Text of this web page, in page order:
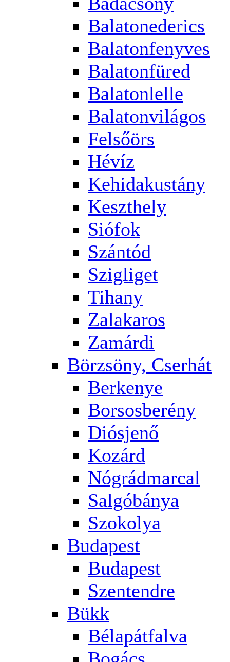
Balatonederics
Balatonfenyves
Balatonfüred
Balatonlelle
Balatonvilágos
Felsőörs
Hévíz
Kehidakustány
Keszthely
Siófok
Szántód
Szigliget
Tihany
Zalakaros
Zamárdi
Börzsöny, Cserhát
Berkenye
Borsosberény
Diósjenő
Kozárd
Nógrádmarcal
Salgóbánya
Szokolya
Budapest
Budapest
Szentendre
Bükk
Bélapátfalva